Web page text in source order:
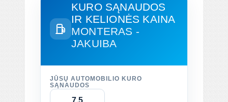
KURO SĄNAUDOS
IR KELIONĖS KAINA
MONTERAS -
JAKUIBA
JŪSŲ AUTOMOBILIO KURO
SĄNAUDOS